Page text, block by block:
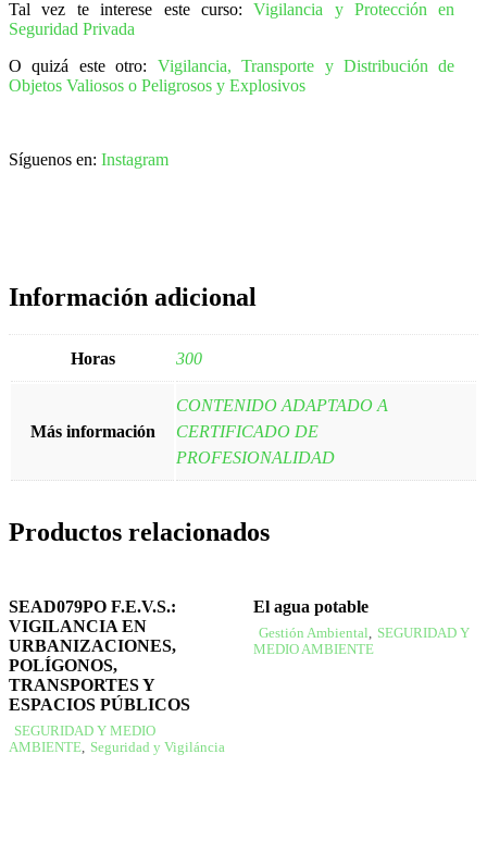
Tal vez te interese este curso:Vigilancia y Protección en
Seguridad Privada
O quizá este otro: Vigilancia, Transporte y Distribución de
Objetos Valiosos o Peligrosos y Explosivos
Síguenos en: Instagram
Información adicional
Horas 300
Más información
CONTENIDO ADAPTADO A
CERTIFICADO DE
PROFESIONALIDAD
Productos relacionados
SEAD079PO F.E.V.S.:
VIGILANCIA EN
URBANIZACIONES,
POLÍGONOS,
TRANSPORTES Y
ESPACIOS PÚBLICOS
SEGURIDAD Y MEDIO
AMBIENTE, Seguridad y Vigiláncia
El agua potable
Gestión Ambiental, SEGURIDAD Y
MEDIO AMBIENTE